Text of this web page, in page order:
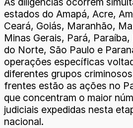
estados do Amapá, Acre,
Ceará, Goiás, Maranhão,
Minas Gerais, Pará,
do Norte, São Paulo e
operações específicas
diferentes grupos
frentes estão as ações no
que concentram o maior
judiciais expedidas nesta
nacional.